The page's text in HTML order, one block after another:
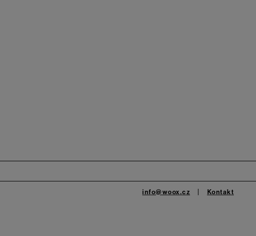
info@woox.cz Kontakt